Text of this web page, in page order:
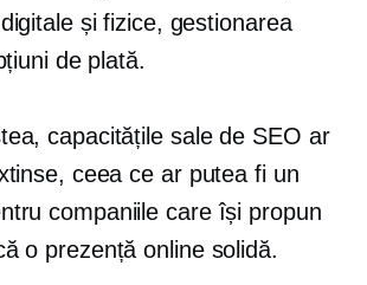
și fizice, gestionarea
de plată.
capacitățile sale de SEO ar
ceea ce ar putea fi un
companiile care își propun
o prezență online solidă.